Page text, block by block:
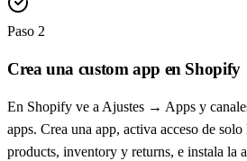
Paso 2
Crea una custom app en Shopify
En Shopify ve a Ajustes → Apps y
apps. Crea una app, activa acceso de
products, inventory y returns, e instala la